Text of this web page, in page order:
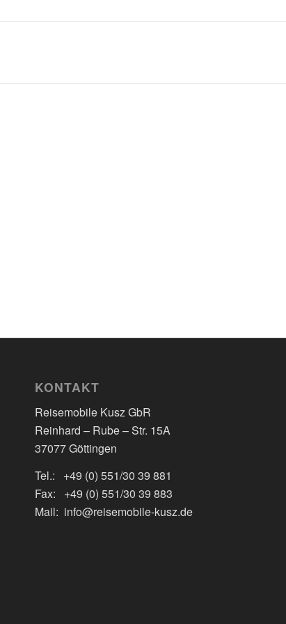
KONTAKT
Reisemobile Kusz GbR
Reinhard – Rube – Str. 15A
37077 Göttingen
Tel.: +49 (0) 551/30 39 881
Fax: +49 (0) 551/30 39 883
Mail: info@reisemobile-kusz.de